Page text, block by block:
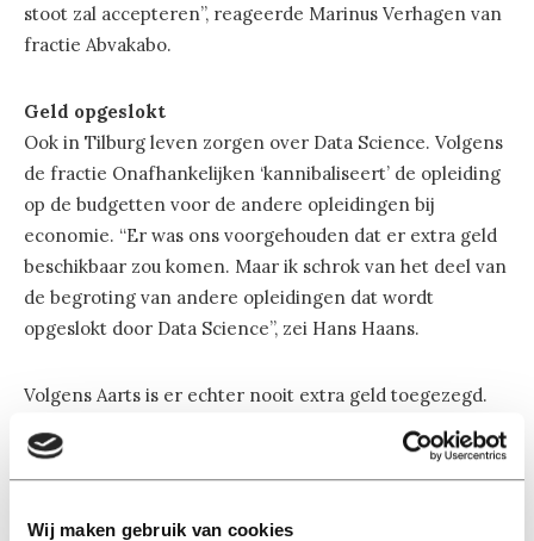
Wij maken gebruik van cookies
stoot zal accepteren”, reageerde Marinus Verhagen van
fractie Abvakabo.
Geld opgeslokt
Ook in Tilburg leven zorgen over Data Science. Volgens
de fractie Onafhankelijken ‘kannibaliseert’ de opleiding
op de budgetten voor de andere opleidingen bij
economie. “Er was ons voorgehouden dat er extra geld
beschikbaar zou komen. Maar ik schrok van het deel van
de begroting van andere opleidingen dat wordt
opgeslokt door Data Science”, zei Hans Haans.
Volgens Aarts is er echter nooit extra geld toegezegd.
Data Science zou “uit de financiële reserves” van de
faculteiten worden betaald. “Zij moeten dit intern
regelen. Ga de discussie aan binnen de faculteit.”